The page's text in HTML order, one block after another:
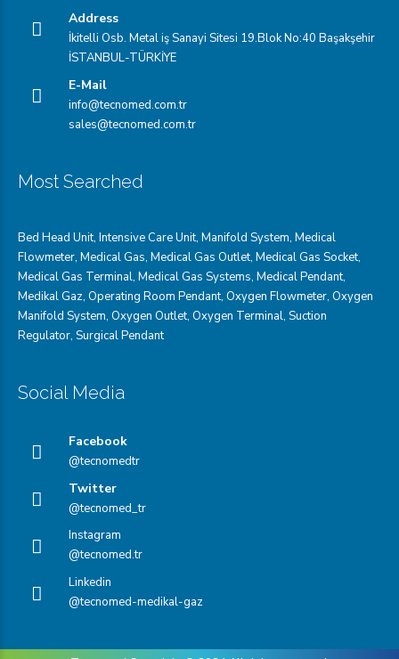
Address
İkitelli Osb. Metal iş Sanayi Sitesi 19.Blok No:40 Başakşehir
İSTANBUL-TÜRKİYE
E-Mail
info@tecnomed.com.tr
sales@tecnomed.com.tr
Most Searched
Bed Head Unit, Intensive Care Unit, Manifold System, Medical
Flowmeter, Medical Gas, Medical Gas Outlet, Medical Gas Socket,
Medical Gas Terminal, Medical Gas Systems, Medical Pendant,
Medikal Gaz, Operating Room Pendant, Oxygen Flowmeter, Oxygen
Manifold System, Oxygen Outlet, Oxygen Terminal, Suction
Regulator, Surgical Pendant
Social Media
Facebook
@tecnomedtr
Twitter
@tecnomed_tr
Instagram
@tecnomed.tr
Linkedin
@tecnomed-medikal-gaz